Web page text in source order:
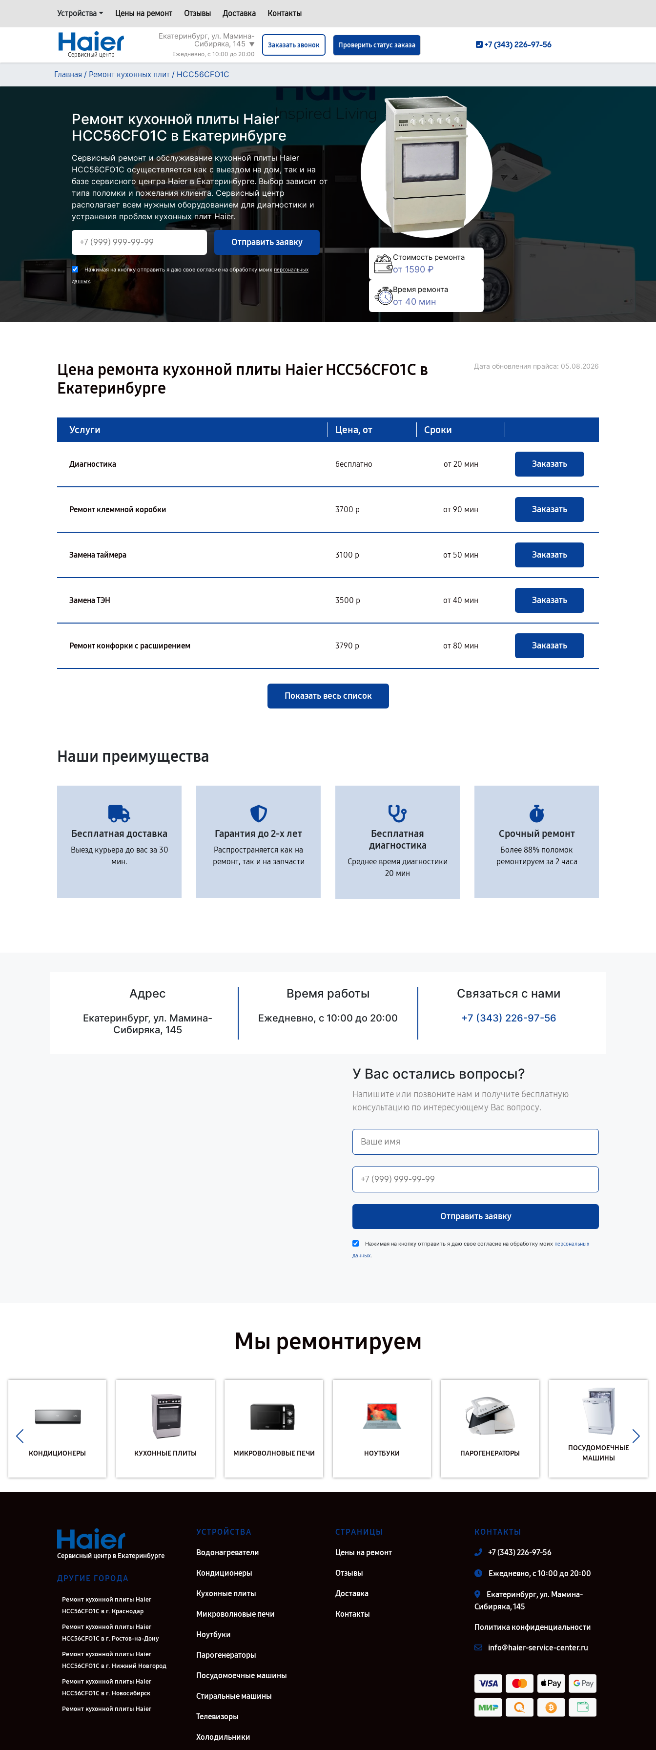
Устройства Цены на ремонт Отзывы Доставка Контакты
Сервисный центр
Екатеринбург, ул. Мамина-
Сибиряка, 145 ▼
Ежедневно, с 10:00 до 20:00
Заказать звонок Проверить статус заказа +7 (343) 226-97-56
Главная / Ремонт кухонных плит / HCC56CFO1С
Ремонт кухонной плиты Haier
HCC56CFO1С в Екатеринбурге
Сервисный ремонт и обслуживание кухонной плиты Haier
HCC56CFO1С осуществляется как с выездом на дом, так и на
базе сервисного центра Haier в Екатеринбурге. Выбор зависит от
типа поломки и пожелания клиента. Сервисный центр
располагает всем нужным оборудованием для диагностики и
устранения проблем кухонных плит Haier.
Отправить заявку
Нажимая на кнопку отправить я даю свое согласие на обработку моих персональных
данных.
Стоимость ремонта
от 1590 ₽
Время ремонта
от 40 мин
Цена ремонта кухонной плиты Haier HCC56CFO1С в
Екатеринбурге
Дата обновления прайса: 05.08.2026
Услуги Цена, от Сроки
Диагностика бесплатно от 20 мин Заказать
Ремонт клеммной коробки 3700 р от 90 мин Заказать
Замена таймера 3100 р от 50 мин Заказать
Замена ТЭН 3500 р от 40 мин Заказать
Ремонт конфорки с расширением 3790 р от 80 мин Заказать
Показать весь список
Наши преимущества
Бесплатная доставка
Выезд курьера до вас за 30
мин.
Гарантия до 2-х лет
Распространяется как на
ремонт, так и на запчасти
Бесплатная
диагностика
Среднее время диагностики
20 мин
Срочный ремонт
Более 88% поломок
ремонтируем за 2 часа
Адрес
Екатеринбург, ул. Мамина-
Сибиряка, 145
Время работы
Ежедневно, с 10:00 до 20:00
Связаться с нами
+7 (343) 226-97-56
У Вас остались вопросы?
Напишите или позвоните нам и получите бесплатную
консультацию по интересующему Вас вопросу.
Отправить заявку
Нажимая на кнопку отправить я даю свое согласие на обработку моих персональных
данных.
Мы ремонтируем
КОНДИЦИОНЕРЫ КУХОННЫЕ ПЛИТЫ МИКРОВОЛНОВЫЕ ПЕЧИ НОУТБУКИ ПАРОГЕНЕРАТОРЫ
ПОСУДОМОЕЧНЫЕ
МАШИНЫ
Сервисный центр в Екатеринбурге
ДРУГИЕ ГОРОДА
Ремонт кухонной плиты Haier
HCC56CFO1С в г. Краснодар
Ремонт кухонной плиты Haier
HCC56CFO1С в г. Ростов-на-Дону
Ремонт кухонной плиты Haier
HCC56CFO1С в г. Нижний Новгород
Ремонт кухонной плиты Haier
HCC56CFO1С в г. Новосибирск
Ремонт кухонной плиты Haier
УСТРОЙСТВА
Водонагреватели
Кондиционеры
Кухонные плиты
Микроволновые печи
Ноутбуки
Парогенераторы
Посудомоечные машины
Стиральные машины
Телевизоры
Холодильники
СТРАНИЦЫ
Цены на ремонт
Отзывы
Доставка
Контакты
КОНТАКТЫ
+7 (343) 226-97-56
Ежедневно, с 10:00 до 20:00
Екатеринбург, ул. Мамина-
Сибиряка, 145
Политика конфиденциальности
info@haier-service-center.ru